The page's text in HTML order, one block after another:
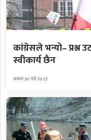
कांग्रेसले भन्यो– प्रश्न
स्वीकार्य छैन
असार ३० गते २०८३